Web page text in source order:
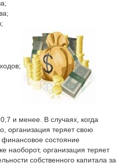
и менее. В случаях, когда
организация теряет свою
состояние
наоборот, организация теряет
собственного капитала за